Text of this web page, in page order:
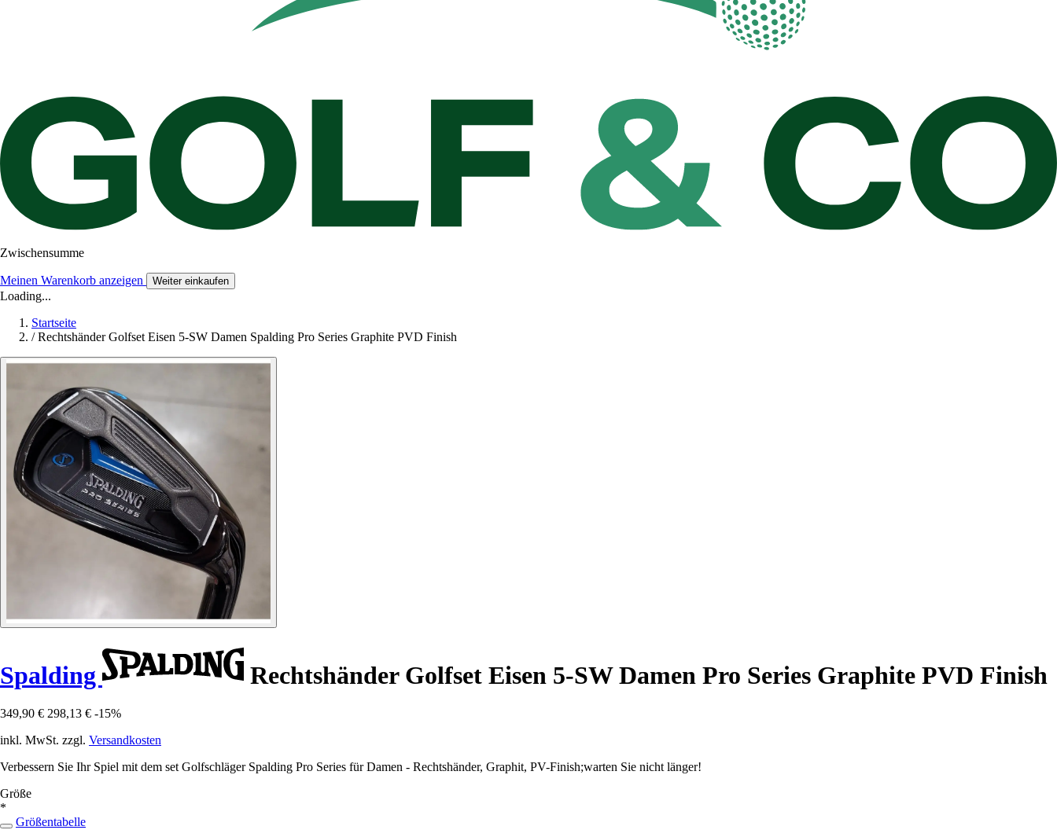
Zwischensumme
Meinen Warenkorb anzeigen Weiter einkaufen
Loading...
Startseite
/ Rechtshänder Golfset Eisen 5-SW Damen Spalding Pro Series Graphite PVD Finish
Spalding Rechtshänder Golfset Eisen 5-SW Damen Pro Series Graphite PVD Finish
349,90 € 298,13 € -15%
inkl. MwSt. zzgl. Versandkosten
Verbessern Sie Ihr Spiel mit dem set Golfschläger Spalding Pro Series für Damen - Rechtshänder, Graphit, PV-Finish;warten Sie nicht länger!
Größe
*
Größentabelle